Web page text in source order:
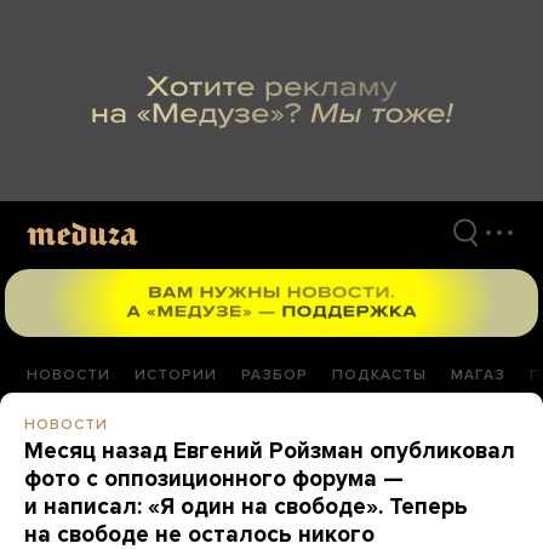
НОВОСТИ ИСТОРИИ РАЗБОР ПОДКАСТЫ МАГАЗ
НОВОСТИ
Месяц назад Евгений Ройзман опубликовал
фото с оппозиционного форума —
и написал: «Я один на свободе». Теперь
на свободе не осталось никого